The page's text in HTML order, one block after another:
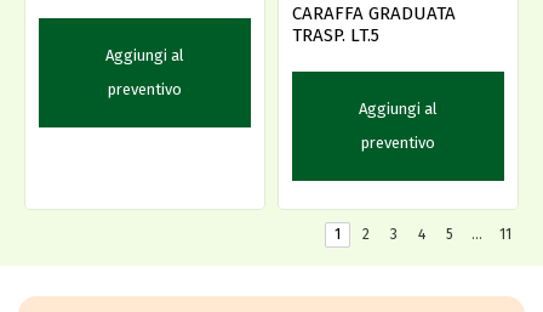
Aggiungi al
preventivo
CARAFFA GRADUATA
TRASP. LT.5
Aggiungi al
preventivo
1 2 3 4 5 … 11